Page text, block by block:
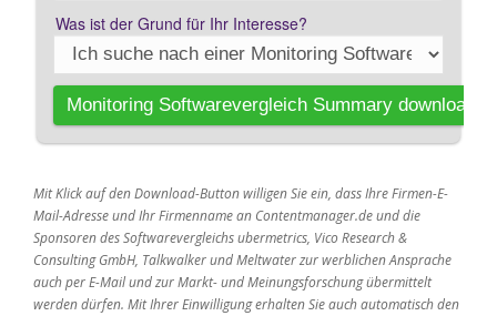
Mit Klick auf den Download-Button willigen Sie ein, dass Ihre Firmen-E-
Mail-Adresse und Ihr Firmenname an Contentmanager.de und die
Sponsoren des Softwarevergleichs ubermetrics, Vico Research &
Consulting GmbH, Talkwalker und Meltwater zur werblichen Ansprache
auch per E-Mail und zur Markt- und Meinungsforschung übermittelt
werden dürfen. Mit Ihrer Einwilligung erhalten Sie auch automatisch den